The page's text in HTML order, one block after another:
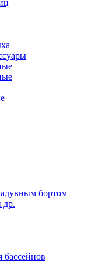
бортом
др.
бассейнов